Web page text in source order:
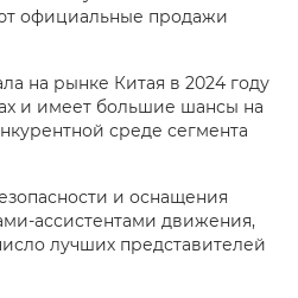
официальные продажи
на рынке Китая в 2024 году
и имеет большие шансы на
среде сегмента
и оснащения
ассистентами движения,
лучших представителей